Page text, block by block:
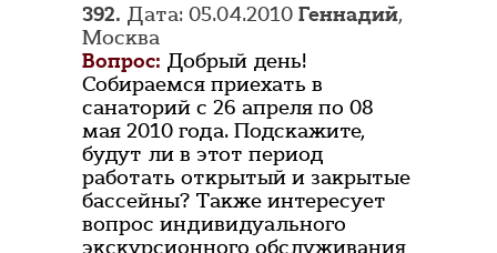
392. Дата: 05.04.2010 Геннадий,
Москва
Вопрос: Добрый день!
Собираемся приехать в
санаторий с 26 апреля по 08
мая 2010 года. Подскажите,
будут ли в этот период
работать открытый и закрытые
бассейны? Также интересует
вопрос индивидуального
экскурсионного обслуживания